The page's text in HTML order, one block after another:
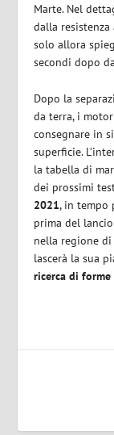
Marte. Nel
dalla
solo allora
secondi dopo
Dopo la
da terra, i
consegnare in
superficie.
la tabella di
dei prossimi
2021, in tempo
prima del
nella regione
lascerà la sua
ricerca di